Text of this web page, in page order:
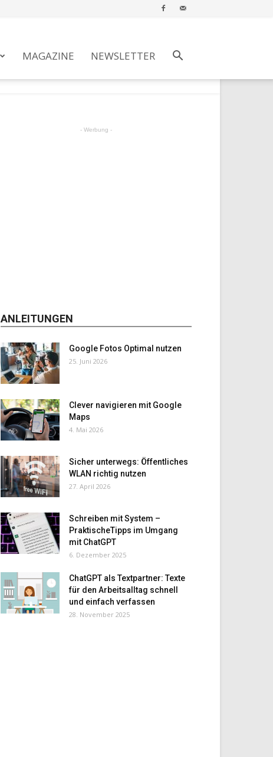
MAGAZINE NEWSLETTER
- Werbung -
ANLEITUNGEN
Google Fotos Optimal nutzen
25. Juni 2026
Clever navigieren mit Google
Maps
4. Mai 2026
Sicher unterwegs: Öffentliches
WLAN richtig nutzen
27. April 2026
Schreiben mit System –
PraktischeTipps im Umgang
mit ChatGPT
6. Dezember 2025
ChatGPT als Textpartner: Texte
für den Arbeitsalltag schnell
und einfach verfassen
28. November 2025